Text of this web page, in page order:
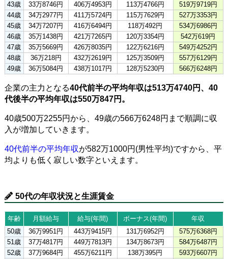
43歳
33万8746円 406万4953円 113万4766円
519万9719円
44歳
34万2977円 411万5724円 115万7629円
527万3353円
45歳
34万7207円 416万6494円 118万492円
534万6986円
46歳
35万1438円 421万7265円 120万3354円
542万619円
47歳
35万5669円 426万8035円 122万6216円
549万4252円
48歳
36万218円 432万2619円 125万3509円
557万6129円
49歳
36万5084円 438万1017円 128万5230円 566万6248円
企業の主力となる40代前半の平均年収は513万4740円、40
代後半の平均年収は550万847円。
40歳500万2255円から、49歳の566万6248円まで順調に収
入が増加していきます。
40代前半の平均年収が582万1000円(男性平均)ですから、平
均よりも低く寂しい数字といえます。
50代の年収状況と生涯賃金
年齢 月額給与 給与(年間) ボーナス(年間)
年収
50歳
36万9951円 443万9415円 131万6952円
575万6368円
51歳
37万4817円 449万7813円 134万8673円
584万6487円
52歳
37万9684円 455万6211円 138万395円
593万6607円